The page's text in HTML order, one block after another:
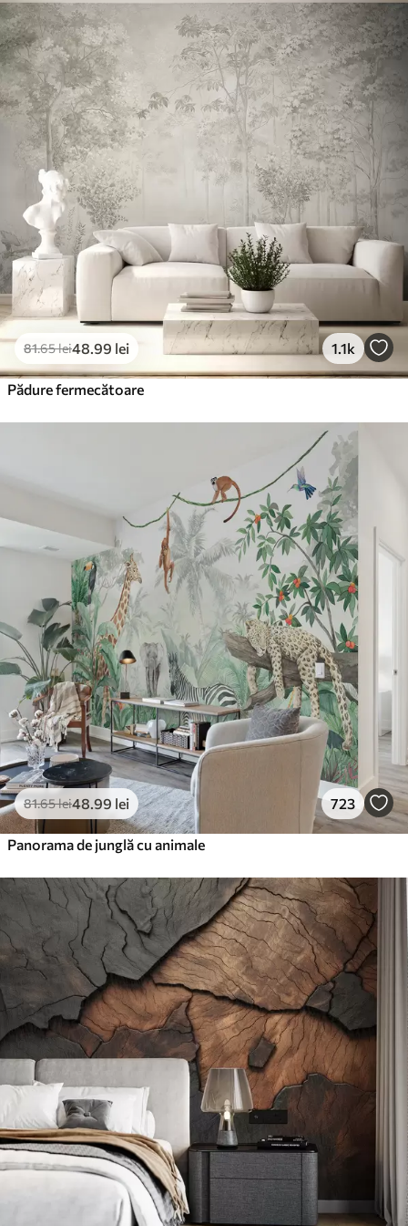
Standard
166.6599.99 lei/m²
Premium
220.02132.01 lei
Vinil Premium
250.00150.00lei/m²
Peel and Stick
300.00
81.65lei48 .99 lei 1.1k
Pădure fermecătoare
81.65lei48 .99 lei 723
Panorama de junglă cu animale